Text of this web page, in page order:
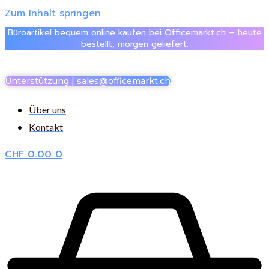
Zum Inhalt springen
Büroartikel bequem online kaufen bei Officemarkt.ch – heute
bestellt, morgen geliefert.
Unterstützung | sales@officemarkt.ch
Über uns
Kontakt
CHF 0.00 0